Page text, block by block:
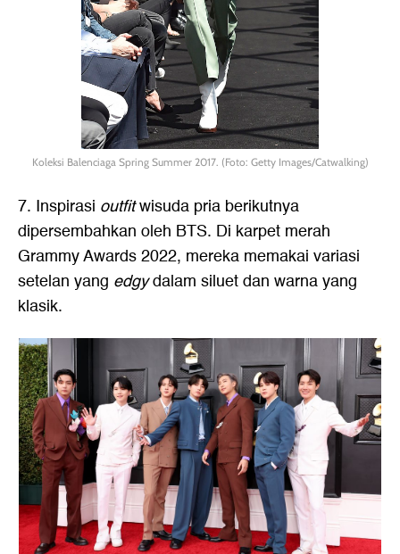
Koleksi Balenciaga Spring Summer 2017. (Foto: Getty Images/Catwalking)
7. Inspirasi outfitwisuda pria berikutnya
dipersembahkan oleh BTS. Di karpet merah
Grammy Awards 2022, mereka memakai variasi
setelan yang edgydalam siluet dan warna yang
klasik.